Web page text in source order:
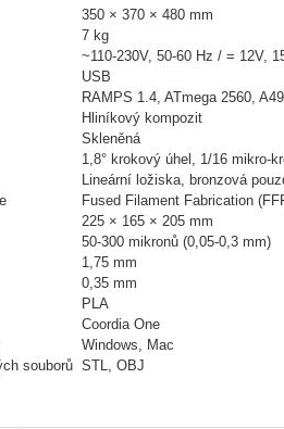
350 × 370 × 480 mm
7 kg
~110-230V, 50-60 Hz / = 12V,
USB
RAMPS 1.4, ATmega 2560,
Hliníkový kompozit
Skleněná
1,8° krokový úhel, 1/16 mikro-
Lineární ložiska, bronzová
Fused Filament Fabrication
225 × 165 × 205 mm
50-300 mikronů (0,05-0,3 mm)
1,75 mm
0,35 mm
PLA
Coordia One
Windows, Mac
souborů STL, OBJ